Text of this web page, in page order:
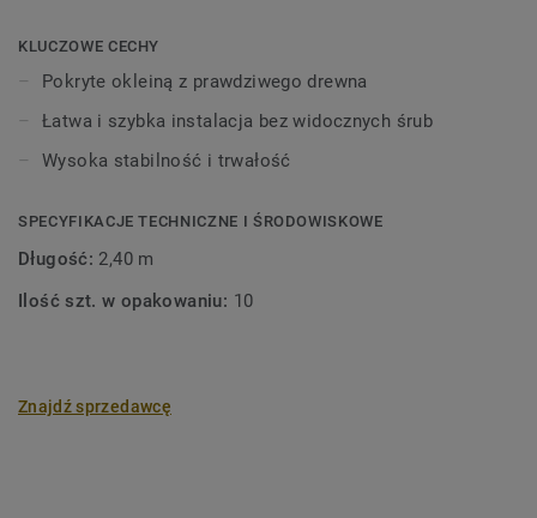
Drewno to produkt naturalny. Mogą wystąpić różnice w
KLUCZOWE CECHY
Pokryte okleiną z prawdziwego drewna
Łatwa i szybka instalacja bez widocznych śrub
Wysoka stabilność i trwałość
SPECYFIKACJE TECHNICZNE I ŚRODOWISKOWE
Długość: 2,40 m
Ilość szt. w opakowaniu: 10
Znajdź sprzedawcę